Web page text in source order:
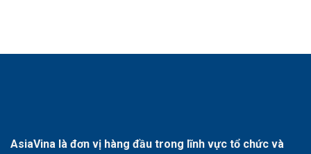
AsiaVina là đơn vị hàng đầu trong lĩnh vực tổ chức và